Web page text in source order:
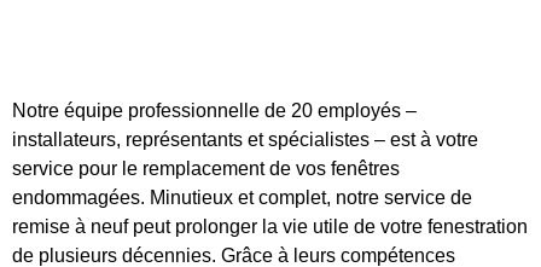
Notre équipe professionnelle de 20 employés –
installateurs, représentants et spécialistes – est à votre
service pour le remplacement de vos fenêtres
endommagées. Minutieux et complet, notre service de
remise à neuf peut prolonger la vie utile de votre fenestration
de plusieurs décennies. Grâce à leurs compétences